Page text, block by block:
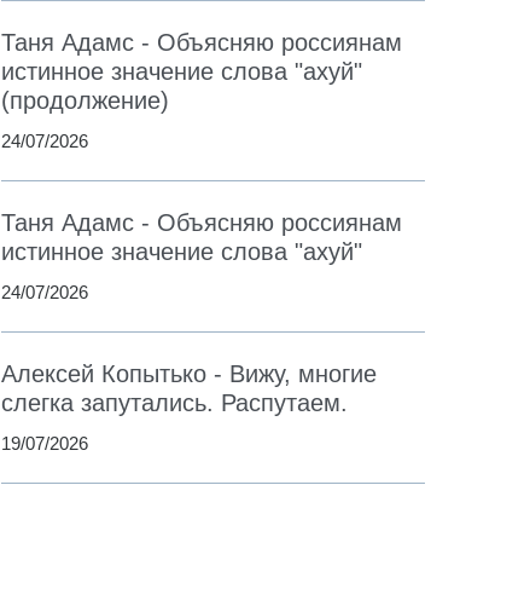
Таня Адамс - Объясняю россиянам
истинное значение слова "ахуй"
(продолжение)
24/07/2026
Таня Адамс - Объясняю россиянам
истинное значение слова "ахуй"
24/07/2026
Алексей Копытько - Вижу, многие
слегка запутались. Распутаем.
19/07/2026